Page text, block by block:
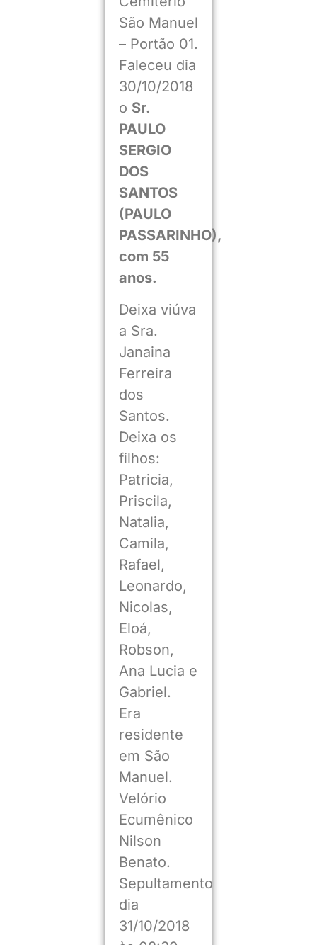
São Manuel
– Portão 01.
Faleceu dia
30/10/2018
o Sr.
PAULO
SERGIO
DOS
SANTOS
(PAULO
PASSARINHO),
com 55
anos.
Deixa viúva
a Sra.
Janaina
Ferreira
dos
Santos.
Deixa os
filhos:
Patricia,
Priscila,
Natalia,
Camila,
Rafael,
Leonardo,
Nicolas,
Eloá,
Robson,
Ana Lucia e
Gabriel.
Era
residente
em São
Manuel.
Velório
Ecumênico
Nilson
Benato.
Sepultamento
dia
31/10/2018